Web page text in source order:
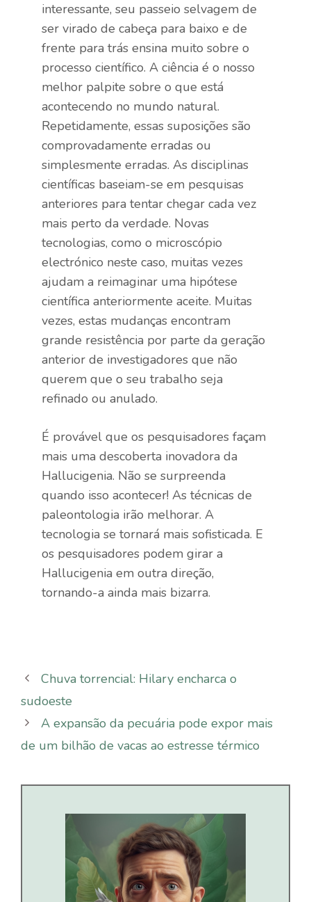
interessante, seu passeio selvagem de
ser virado de cabeça para baixo e de
frente para trás ensina muito sobre o
processo científico. A ciência é o nosso
melhor palpite sobre o que está
acontecendo no mundo natural.
Repetidamente, essas suposições são
comprovadamente erradas ou
simplesmente erradas. As disciplinas
científicas baseiam-se em pesquisas
anteriores para tentar chegar cada vez
mais perto da verdade. Novas
tecnologias, como o microscópio
electrónico neste caso, muitas vezes
ajudam a reimaginar uma hipótese
científica anteriormente aceite. Muitas
vezes, estas mudanças encontram
grande resistência por parte da geração
anterior de investigadores que não
querem que o seu trabalho seja
refinado ou anulado.
É provável que os pesquisadores façam
mais uma descoberta inovadora da
Hallucigenia. Não se surpreenda
quando isso acontecer! As técnicas de
paleontologia irão melhorar. A
tecnologia se tornará mais sofisticada. E
os pesquisadores podem girar a
Hallucigenia em outra direção,
tornando-a ainda mais bizarra.
Chuva torrencial: Hilary encharca o
sudoeste
A expansão da pecuária pode expor mais
de um bilhão de vacas ao estresse térmico